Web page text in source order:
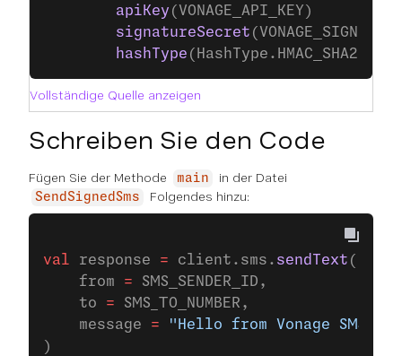
        apiKey
(VONAGE_API_KEY)
        signatureSecret
        hashType
(HashType.HMAC_SHA256)
Vollständige Quelle anzeigen
Schreiben Sie den Code
Fügen Sie der Methode main in der Datei
SendSignedSms Folgendes hinzu:
val response = client.sms. sendText (
    from
= SMS_SENDER_ID,
    to
= SMS_TO_NUMBER,
    message
= "Hello from Vonage SMS
)